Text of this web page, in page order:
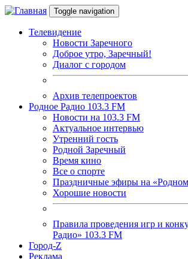
Перейти к основному содержанию
Toggle navigation
Телевидение
Новости Заречного
Доброе утро, Заречный!
Диалог с городом
Архив телепроектов
Родное Радио 103.3 FM
Новости на 103.3 FM
Актуальное интервью
Утренний гость
Родной Заречный
Время кино
Все о спорте
Праздничные эфиры на
Хорошие новости
Правила проведения игр и
Радио» 103.3 FM
Город-Z
Реклама